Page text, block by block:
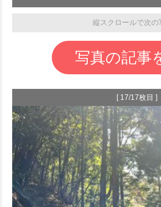
縦スクロールで次の
写真の記事
[ 17/17枚目 ]